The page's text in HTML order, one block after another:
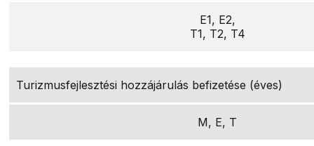
E1, E2,
T1, T2, T4
Turizmusfejlesztési hozzájárulás befizetése (éves)
M, E, T